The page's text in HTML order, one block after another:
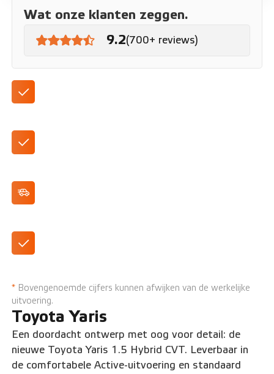
* Bovengenoemde cijfers kunnen afwijken van de werkelijke
uitvoering.
Toyota Yaris
Een doordacht ontwerp met oog voor detail: de
nieuwe Toyota Yaris 1.5 Hybrid CVT. Leverbaar in
de comfortabele Active-uitvoering en standaard
Wat onze klanten zeggen.
9.2(700+ reviews)